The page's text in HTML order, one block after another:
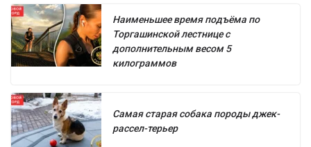
Наименьшее время подъёма по
Торгашинской лестнице с
дополнительным весом 5
килограммов
Самая старая собака породы джек-
рассел-терьер